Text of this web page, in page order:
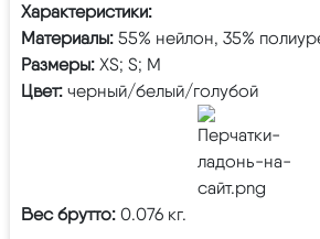
Характеристики:
Материалы: 55% нейлон, 35%
Размеры: XS; S; M
Цвет: черный/белый/голубой
Вес брутто: 0.076 кг.